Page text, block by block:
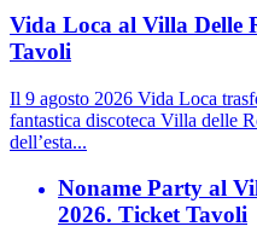
Vida Loca al Villa Delle
Tavoli
Il 9 agosto 2026 Vida Loca
fantastica discoteca Villa delle
dell’esta...
Noname Party al
2026. Ticket Tavoli